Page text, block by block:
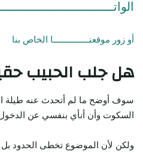
أو زور موقعنـــــــــــــــا الخاص بنا
هل جلب الحبيب
سوف أوضح ما لم أتحدث عنه طيلة
السكوت وأن أنأي بنفسي عن
ولكن لأن الموضوع تخطى الحدود بل